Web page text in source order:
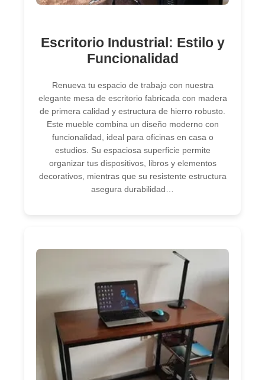
Escritorio Industrial: Estilo y
Funcionalidad
Renueva tu espacio de trabajo con nuestra
elegante mesa de escritorio fabricada con madera
de primera calidad y estructura de hierro robusto.
Este mueble combina un diseño moderno con
funcionalidad, ideal para oficinas en casa o
estudios. Su espaciosa superficie permite
organizar tus dispositivos, libros y elementos
decorativos, mientras que su resistente estructura
asegura durabilidad…